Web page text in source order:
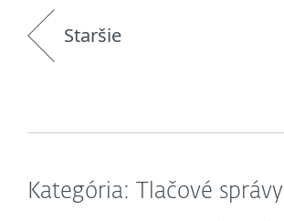
Staršie
Kategória: Tlačové správy